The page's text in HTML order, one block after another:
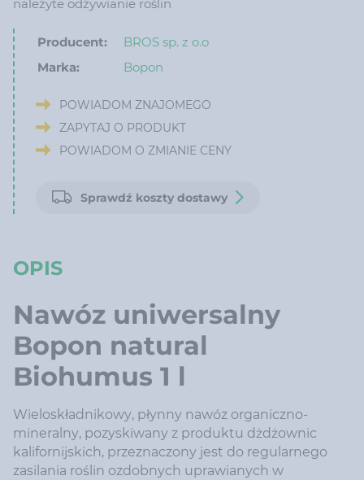
należyte odżywianie roślin
Producent:
BROS sp. z o.o
Marka:
Bopon
POWIADOM ZNAJOMEGO
ZAPYTAJ O PRODUKT
POWIADOM O ZMIANIE CENY
Sprawdź koszty dostawy
OPIS
Nawóz uniwersalny
Bopon natural
Biohumus 1 l
Wieloskładnikowy, płynny nawóz organiczno-
mineralny, pozyskiwany z produktu dżdżownic
kalifornijskich, przeznaczony jest do regularnego
zasilania roślin ozdobnych uprawianych w